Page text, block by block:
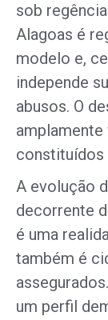
sob
Alagoas é
modelo e,
independe
abusos. O
constituídos
A evolução
decorrente
é uma
também é
um perfil